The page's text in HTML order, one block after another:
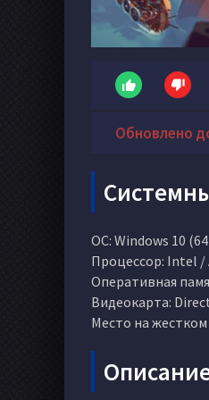
Обновлено
ОС: Windows 10
Процессор: Intel /
Оперативная
Видеокарта:
Место на жестком